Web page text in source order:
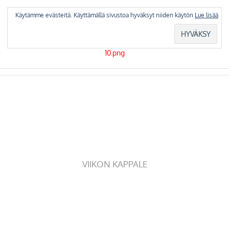
VIIKON KAPPALE
Käytämme evästeitä. Käyttämällä sivustoa hyväksyt niiden käytön Lue lisää